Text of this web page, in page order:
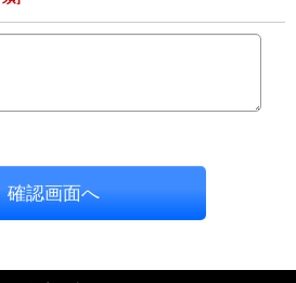
確認画面へ